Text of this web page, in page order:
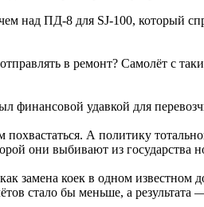
ПД-8 для SJ-100, который
в ремонт? Самолёт с
финансовой удавкой для
А политику
они выбивают из
замена коек в одном известном
стало бы меньше, а результата